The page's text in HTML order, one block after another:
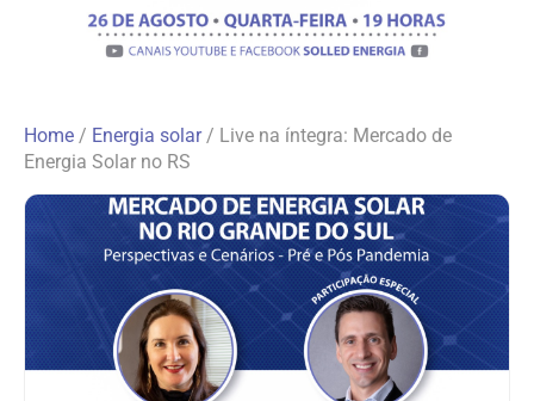
Home / Energia solar/ Live na íntegra: Mercado de
Energia Solar no RS